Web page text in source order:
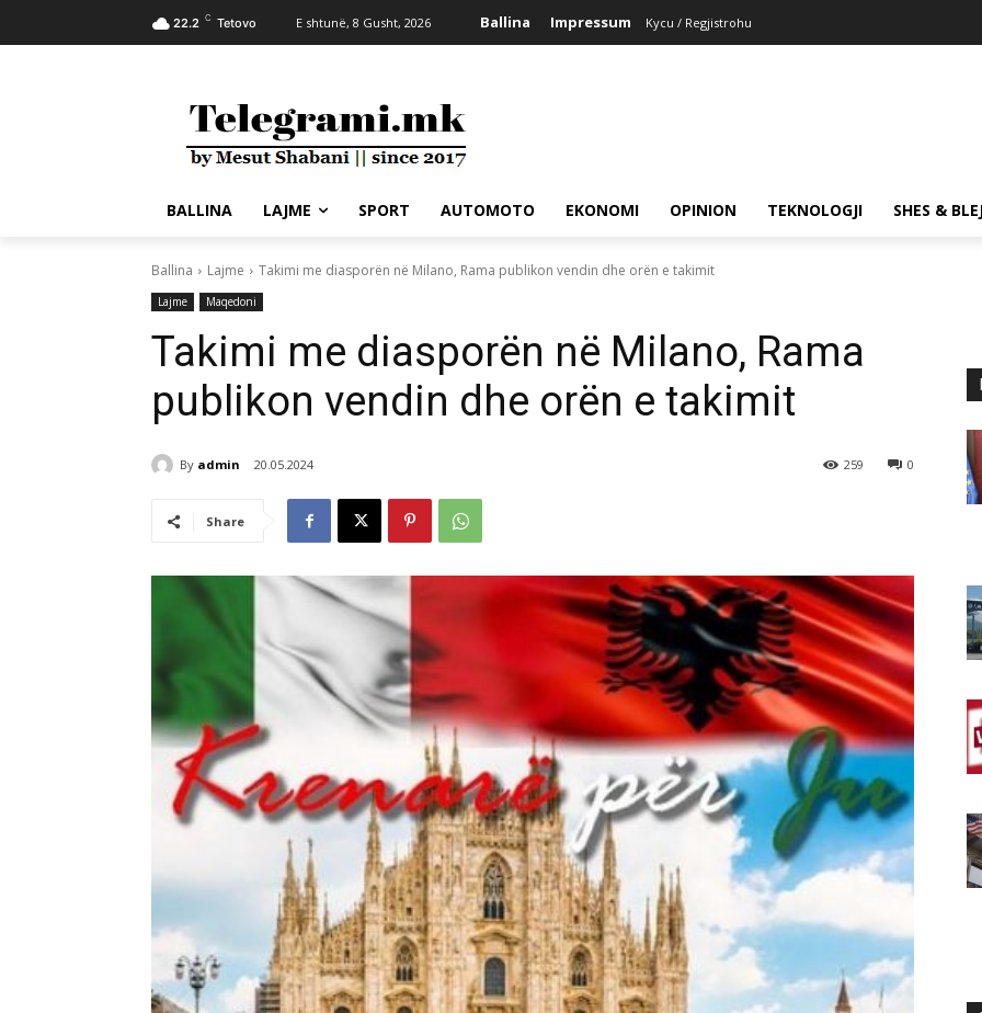
22.2 C Tetovo E shtunë, 8 Gusht, 2026 Ballina Impressum Kycu / Regjistrohu
BALLINA LAJME SPORT AUTOMOTO EKONOMI OPINION TEKNOLOGJI SHES &
Ballina Lajme Takimi me diasporën në Milano, Rama publikon vendin dhe orën e takimit
Lajme Maqedoni
Takimi me diasporën në Milano, Rama
publikon vendin dhe orën e takimit
By admin 20.05.2024 0
259
Share